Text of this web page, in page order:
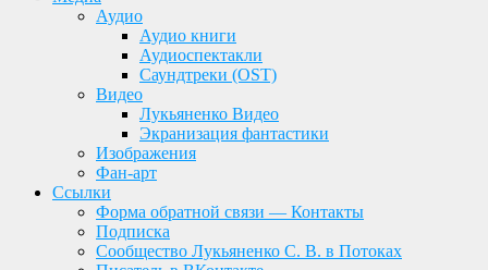
Аудио
Аудио книги
Аудиоспектакли
Саундтреки (OST)
Видео
Лукьяненко Видео
Экранизация фантастики
Изображения
Фан-арт
Ссылки
Форма обратной связи — Контакты
Подписка
Сообщество Лукьяненко С. В. в Потоках